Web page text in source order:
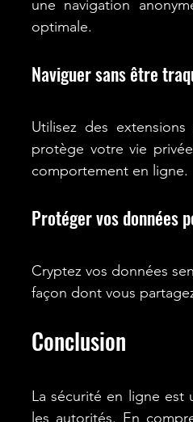
une navigation
optimale.
Naviguer sans être
Utilisez des
protège votre vie
comportement en ligne.
Protéger vos données
Cryptez vos données
façon dont vous
Conclusion
La sécurité en ligne est
les autorités. En